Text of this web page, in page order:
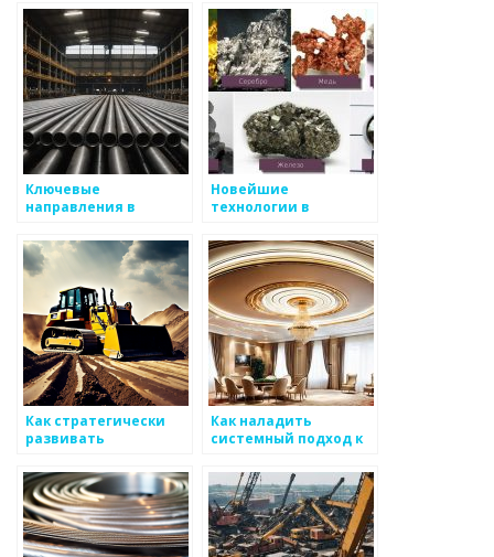
для производства
металлоизделий
производителями
металоизделий
Ключевые
направления в
искать идеи
Новейшие
технологии в
Как стратегически
развивать
производстве
металоизделий
Как наладить
системный подход к
процессами на
производстве
металлоизделий